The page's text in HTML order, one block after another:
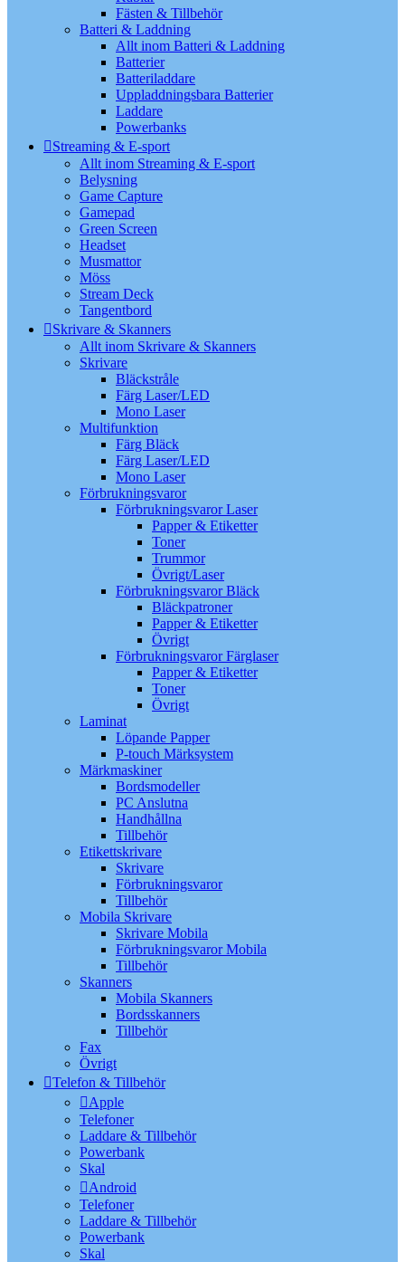
Fästen & Tillbehör
Batteri & Laddning
Allt inom Batteri & Laddning
Batterier
Batteriladdare
Uppladdningsbara Batterier
Laddare
Powerbanks
Streaming & E-sport
Allt inom Streaming & E-sport
Belysning
Game Capture
Gamepad
Green Screen
Headset
Musmattor
Möss
Stream Deck
Tangentbord
Skrivare & Skanners
Allt inom Skrivare & Skanners
Skrivare
Bläckstråle
Färg Laser/LED
Mono Laser
Multifunktion
Färg Bläck
Färg Laser/LED
Mono Laser
Förbrukningsvaror
Förbrukningsvaror Laser
Papper & Etiketter
Toner
Trummor
Övrigt/Laser
Förbrukningsvaror Bläck
Bläckpatroner
Papper & Etiketter
Övrigt
Förbrukningsvaror Färglaser
Papper & Etiketter
Toner
Övrigt
Laminat
Löpande Papper
P-touch Märksystem
Märkmaskiner
Bordsmodeller
PC Anslutna
Handhållna
Tillbehör
Etikettskrivare
Skrivare
Förbrukningsvaror
Tillbehör
Mobila Skrivare
Skrivare Mobila
Förbrukningsvaror Mobila
Tillbehör
Skanners
Mobila Skanners
Bordsskanners
Tillbehör
Fax
Övrigt
Telefon & Tillbehör
Apple
Telefoner
Laddare & Tillbehör
Powerbank
Skal
Android
Telefoner
Laddare & Tillbehör
Powerbank
Skal